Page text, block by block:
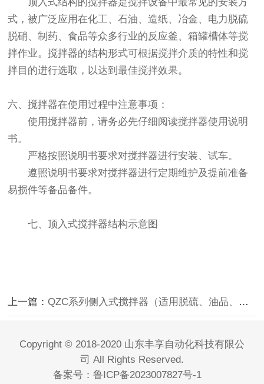
式，被广泛应用在化工、石油、造纸、冶金、电力脱硫
脱硝、制药、食品等众多行业的反应釜、箱罐槽体等搅
拌作业。搅拌器的结构形式可根据搅拌介质的特性和搅
拌目的进行选取，以达到最佳搅拌效果。
六、搅拌器在使用过程中注意事项：
使用搅拌器前，请务必先仔细阅读搅拌器使用说明
书。
严格按照说明书要求对搅拌器进行安装、试车。
遵照说明书要求对搅拌器进行定期维护及提前准备
易损件等备品备件。
七、顶入式搅拌器结构示意图
上一篇：QZC系列侧入式搅拌器（适用脱硫、油品、化工等行业）
Copyright © 2018-2020 山东丰享自动化科技有限公
司 All Rights Reserved.
备案号： 鲁ICP备2023007827号-1